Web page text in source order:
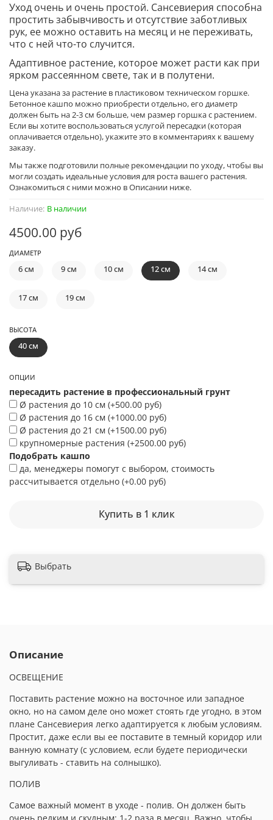
Наличие: В наличии
4500.00 руб
Купить в 1 клик
ДИАМЕТР
6 см 9 см 10 см 12 см 14 см
17 см 19 см
ВЫСОТА
40 см
ОПЦИИ
пересадить растение в профессиональный грунт
Ø растения до 10 см (+500.00 руб)
Ø растения до 16 см (+1000.00 руб)
Ø растения до 21 см (+1500.00 руб)
крупномерные растения (+2500.00 руб)
Подобрать кашпо
да, менеджеры помогут с выбором, стоимость
рассчитывается отдельно (+0.00 руб)
Уход очень и очень простой. Сансевиерия способна
простить забывчивость и отсутствие заботливых
рук, ее можно оставить на месяц и не переживать,
что с ней что-то случится.
Адаптивное растение, которое может расти как при
ярком рассеянном свете, так и в полутени.
Цена указана за растение в пластиковом техническом горшке.
Бетонное кашпо можно приобрести отдельно, его диаметр
должен быть на 2-3 см больше, чем размер горшка с растением.
Если вы хотите воспользоваться услугой пересадки (которая
оплачивается отдельно), укажите это в комментариях к вашему
заказу.
Мы также подготовили полные рекомендации по уходу, чтобы вы
могли создать идеальные условия для роста вашего растения.
Ознакомиться с ними можно в Описании ниже.
Выбрать
Описание
ОСВЕЩЕНИЕ
Поставить растение можно на восточное или западное
окно, но на самом деле оно может стоять где угодно, в этом
плане Сансевиерия легко адаптируется к любым условиям.
Простит, даже если вы ее поставите в темный коридор или
ванную комнату (с условием, если будете периодически
выгуливать - ставить на солнышко).
ПОЛИВ
Самое важный момент в уходе - полив. Он должен быть